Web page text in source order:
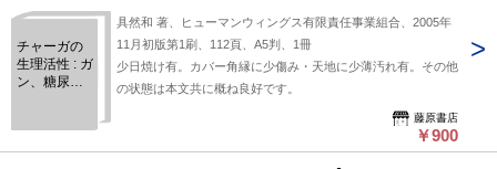
チャーガの
生理活性 : ガ
ン、糖尿病
放射線治療
の副作用防
具然和 著、ヒューマンウィングス有限責任事業組合、2005年
11月初版第1刷、112頁、A5判、1冊
少日焼け有。カバー角縁に少傷み・天地に少薄汚れ有。その他
の状態は本文共に概ね良好です。
藤原書店
￥900